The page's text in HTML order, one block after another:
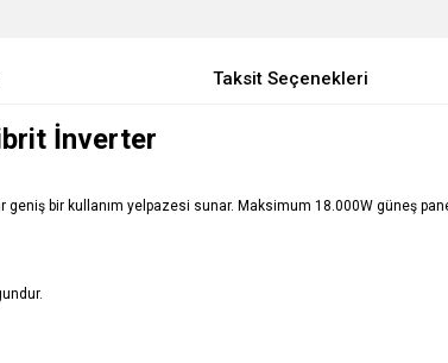
Taksit Seçenekleri
İnverter
bir kullanım yelpazesi sunar. Maksimum 18.000W güneş